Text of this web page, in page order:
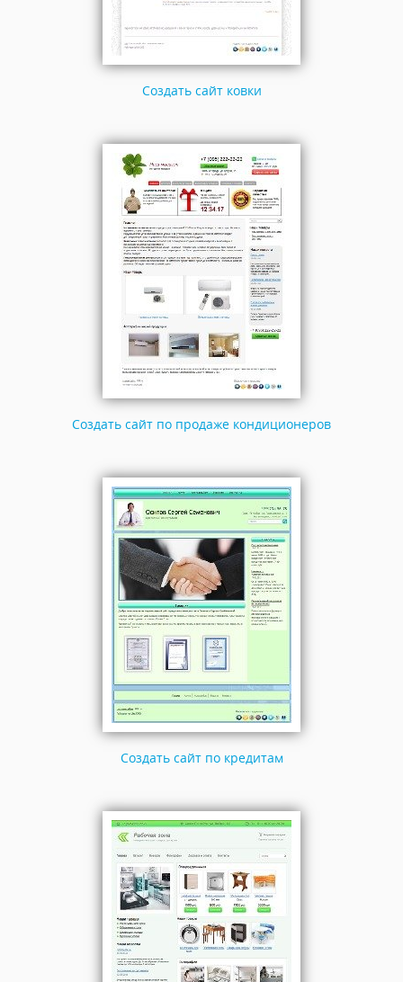
Создать сайт ковки
Создать сайт по продаже кондиционеров
Создать сайт по кредитам